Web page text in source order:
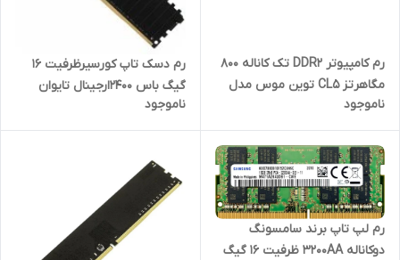
رم کامپیوتر DDR2 تک کاناله 800
مگاهرتز CL5 توین موس مدل
Mainstream ظرفیت 1گیگابایت
ناموجود
رم دسک تاپ کورسیرظرفیت ۱۶
گیگ باس ۲۴۰۰ارجینال تایوان
ناموجود
رم لپ تاپ برند سامسونگ
دوکاناله 3200AA ظرفیت 16 گیگ